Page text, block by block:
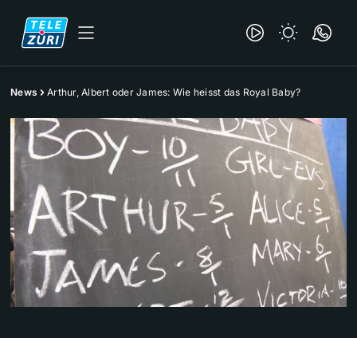
News Arthur, Albert oder James: Wie heisst das Royal Baby?